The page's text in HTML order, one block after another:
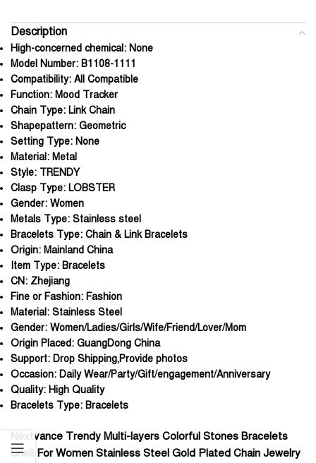
Description
High-concerned chemical: None
Model Number: B1108-1111
Compatibility: All Compatible
Function: Mood Tracker
Chain Type: Link Chain
Shapepattern: Geometric
Setting Type: None
Material: Metal
Style: TRENDY
Clasp Type: LOBSTER
Gender: Women
Metals Type: Stainless steel
Bracelets Type: Chain & Link Bracelets
Origin: Mainland China
Item Type: Bracelets
CN: Zhejiang
Fine or Fashion: Fashion
Material: Stainless Steel
Gender: Women/Ladies/Girls/Wife/Friend/Lover/Mom
Origin Placed: GuangDong China
Support: Drop Shipping,Provide photos
Occasion: Daily Wear/Party/Gift/engagement/Anniversary
Quality: High Quality
Bracelets Type: Bracelets
Nextvance Trendy Multi-layers Colorful Stones Bracelets
Shell For Women Stainless Steel Gold Plated Chain Jewelry